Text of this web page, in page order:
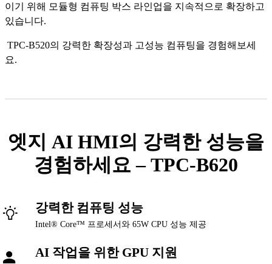
이기 위해 모듈형 컴퓨팅 박스 라인업을 지속적으로 확장하고
있습니다.
TPC-B520의 강력한 확장성과 고성능 컴퓨팅을 경험해보세
요.
엣지 AI HMI의 강력한 성능을
경험하세요 – TPC-B620
강력한 컴퓨팅 성능
Intel® Core™ 프로세서와 65W CPU 성능 제공
AI 작업을 위한 GPU 지원